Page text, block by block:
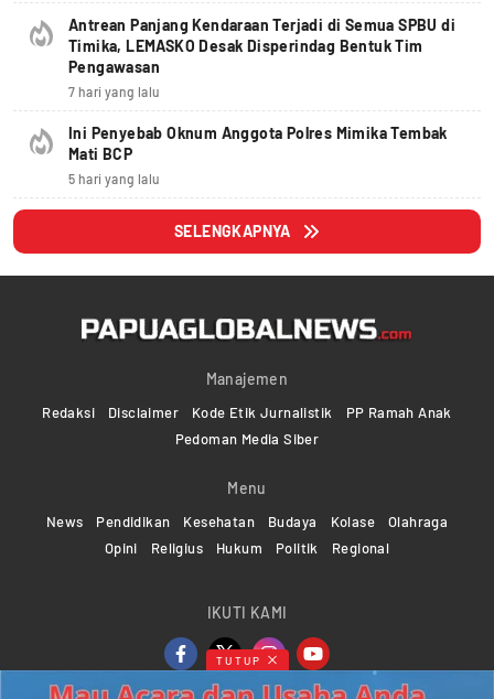
Antrean Panjang Kendaraan Terjadi di Semua SPBU di
Timika, LEMASKO Desak Disperindag Bentuk Tim
Pengawasan
7 hari yang lalu
Ini Penyebab Oknum Anggota Polres Mimika Tembak
Mati BCP
5 hari yang lalu
SELENGKAPNYA
Manajemen
Redaksi Disclaimer Kode Etik Jurnalistik
PP Ramah Anak
Pedoman Media Siber
Menu
News Pendidikan Kesehatan Budaya Kolase
Olahraga
Opini
Religius Hukum Politik Regional
IKUTI KAMI
TUTUP